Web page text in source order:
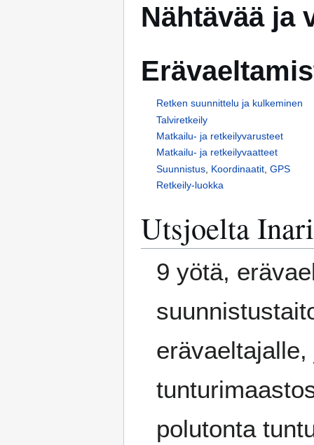
Nähtävää ja
Retken suunnittelu ja kulkeminen
Talviretkeily
Matkailu- ja retkeilyvarusteet
Matkailu- ja retkeilyvaatteet
Suunnistus Koordinaatit ,GPS
Retkeily-luokka
Utsjoelta
9 yötä,
polutonta